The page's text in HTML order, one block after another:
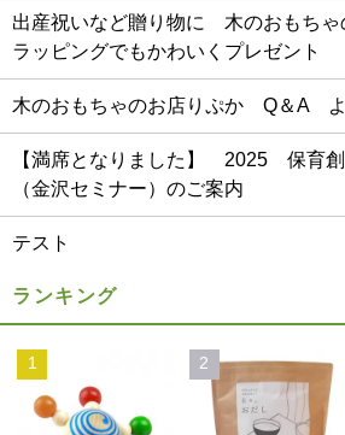
出産祝いなど贈り物に 木のおもちゃ
ラッピングでもかわいくプレゼント
木のおもちゃのお店りぷか Q＆A よ
【満席となりました】 2025 保育創
（金沢セミナー）のご案内
テスト
ランキング
1 2